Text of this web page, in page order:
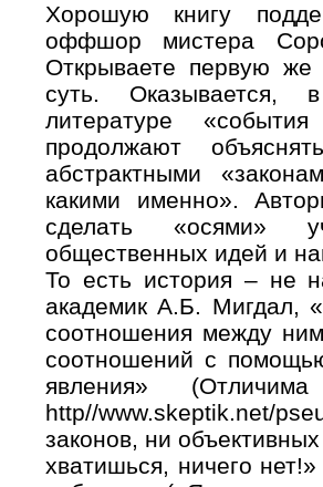
Хорошую книгу
оффшор мистера
Открываете первую же
суть. Оказывается,
литературе
продолжают
абстрактными
какими именно».
сделать «осями»
общественных идей и
То есть история – не
академик А.Б. Мигдал,
соотношения между
соотношений с
явления»
http//www.skeptik.net/
законов, ни
хватишься, ничего